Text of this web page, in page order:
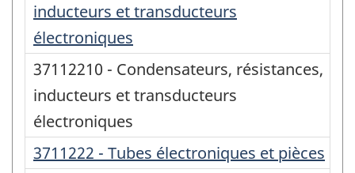
inducteurs et transducteurs
électroniques
37112210 - Condensateurs, résistances,
inducteurs et transducteurs
électroniques
3711222 - Tubes électroniques et pièces